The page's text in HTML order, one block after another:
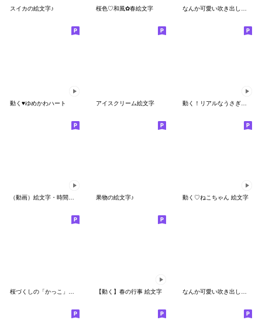
スイカの絵文字♪ 桜色♡和風✿春絵文字 なんか可愛い吹き出し絵文字(ひとこと3)
動く♥ゆめかわハート アイスクリーム絵文字 動く！リアルなうさぎ絵文字
果物の絵文字♪ 動く♡ねこちゃん 絵文字
桜づくしの「かっこ」と「デコライン」 【動く】春の行事 絵文字 なんか可愛い吹き出し絵文字(天気)